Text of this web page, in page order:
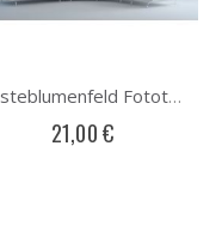
Pusteblumenfeld Fototapete
21,00 €